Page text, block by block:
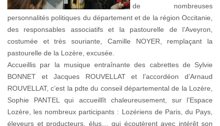
de nombreuses
personnalités politiques du département et de la région Occitanie,
des responsables associatifs et la pastourelle de l’Aveyron,
costumée et très souriante, Camille NOYER, remplaçant la
pastourelle de la Lozère, excusée.
Accueillis par la musique entraînante des cabrettes de Sylvie
BONNET et Jacques ROUVELLAT et l’accordéon d’Arnaud
ROUVELLAT, c’est la pdte du conseil départemental de la Lozère,
Sophie PANTEL qui accueillît chaleureusement, sur l’Espace
Lozère, les nombreux participants : Lozériens de Paris, du Pays,
éleveurs et producteurs, élus… qui écoutèrent avec intérêt son